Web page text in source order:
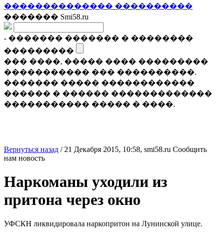
�������������� ����������
������� Smi58.ru
- ������� ������� � ��������
���������
��� ����, ����� ���� ���������
����������� ��� ����������.
������� ����� ������������
������ � ������ �������������
����������� ����� � ����.
Вернуться назад / 21 Декабря 2015, 10:58, smi58.ru Сообщить
нам новость
Наркоманы уходили из
притона через окно
УФСКН ликвидировала наркопритон на Лунинской улице.